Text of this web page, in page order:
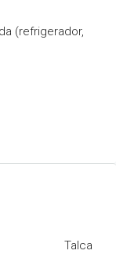
(refrigerador,
Talca